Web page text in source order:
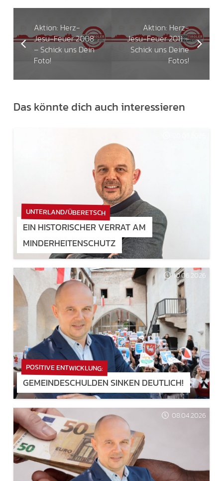
Aktion: Herz-
Jesu-Feuer 2008
– Schick uns Dein
Foto!
Aktion: Herz-
Jesu-Feuer 2011 –
Schick uns Deine
Fotos!
Das könnte dich auch interessieren
UNTERLAND/ÜBERETSCH
EIN HISTORISCHER VERRAT AM
MINDERHEITENSCHUTZ
10.06.2026
POSITIVE ENTWICKLUNG:
GEMEINDESCHULDEN SINKEN DEUTLICH!
08.04.2026